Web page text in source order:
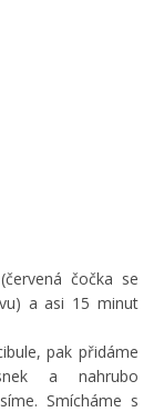
čočka se
a asi 15 minut
pak přidáme
a nahrubo
Smícháme s